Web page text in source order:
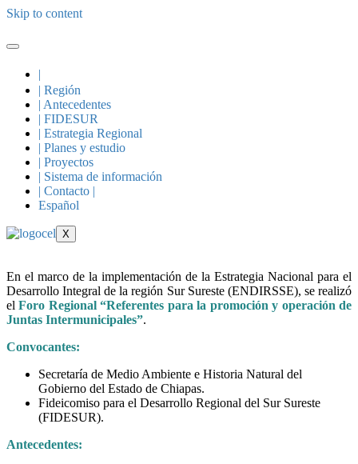
Skip to content
|
| Región
| Antecedentes
| FIDESUR
| Estrategia Regional
| Planes y estudio
| Proyectos
| Sistema de información
| Contacto |
Español
X
En el marco de la implementación de la Estrategia Nacional para el
Desarrollo Integral de la región Sur Sureste (ENDIRSSE), se realizó
elForo Regional “Referentes para la promoción y operación de
Juntas Intermunicipales”.
Convocantes:
Secretaría de Medio Ambiente e Historia Natural del
Gobierno del Estado de Chiapas.
Fideicomiso para el Desarrollo Regional del Sur Sureste
(FIDESUR).
Antecedentes: